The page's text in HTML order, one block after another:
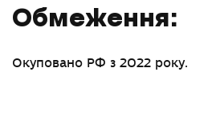
Обмеження:
Окуповано РФ з 2022 року.